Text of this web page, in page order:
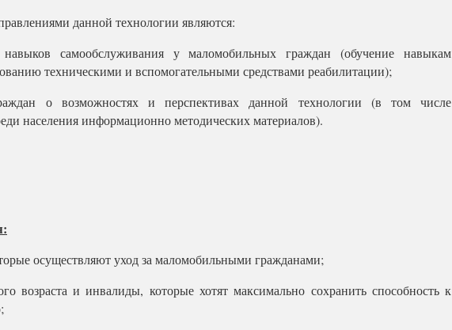
данной технологии являются:
навыков самообслуживания у маломобильных граждан (обучение навыкам
техническими и вспомогательными средствами реабилитации);
о возможностях и перспективах данной технологии (в том числе
населения информационно методических материалов).
осуществляют уход за маломобильными гражданами;
возраста и инвалиды, которые хотят максимально сохранить способность к